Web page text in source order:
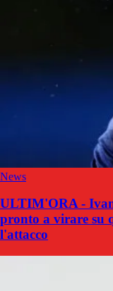
News
ULTIM'ORA -
pronto a virare su
l'attacco